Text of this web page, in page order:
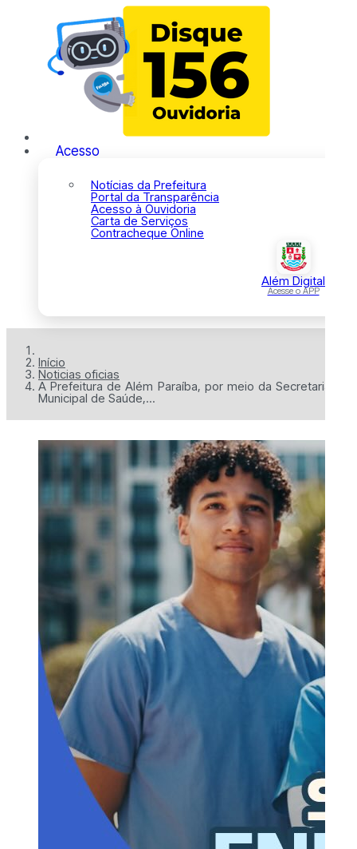
Acesso
Notícias da Prefeitura
Portal da Transparência
Acesso à Ouvidoria
Carta de Serviços
Contracheque Online
Além Digital
Acesse o APP
Início
Noticias oficias
A Prefeitura de Além Paraíba, por meio da Secretaria
Municipal de Saúde,...